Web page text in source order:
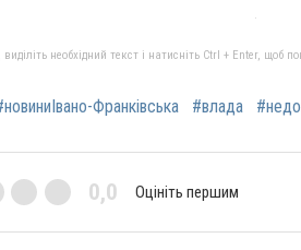
необхідний текст і натисніть Ctrl + Enter, щоб
Франківська #влада
0,0 Оцініть першим